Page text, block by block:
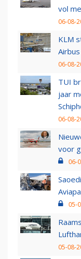
vol
06-08-
KLM
06-08-
TUI
jaar
06-08-
voor
06-
05-
05-08-